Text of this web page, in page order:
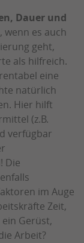
Dauer und
wenn es auch
geht,
als hilfreich.
eine
natürlich
Hier hilft
(z.B.
verfügbar
Die
im Auge
Zeit,
Gerüst,
Arbeit?